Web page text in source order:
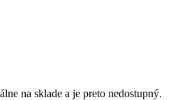
na sklade a je preto nedostupný.